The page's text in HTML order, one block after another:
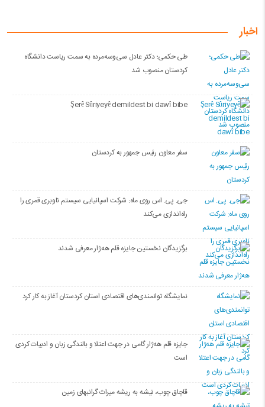
اخبار
طی حکمی؛ دکتر عادل سی‌وسه‌مرده به سمت ریاست دانشگاه
کردستان منصوب شد
Şerê Sûriyeyê demildest bi dawî bibe
سفر معاون رئیس جمهور به کردستان
جی. پی. اس روی ماه: شرکت اسپانیایی سیستم ناوبری قمری را
راه‌اندازی می‌کند
برگزیدگان نخستین جایزه قلم هه‌ژار معرفی شدند
نمایشگاه توانمندی‌های اقتصادی استان کردستان آغاز به کار کرد
جایزه قلم هه‌ژار گامی در جهت اعتلا و بالندگی زبان و ادبیات کردی
است
قاچاق چوب، تیشه به ریشه میراث گرانبهای زمین